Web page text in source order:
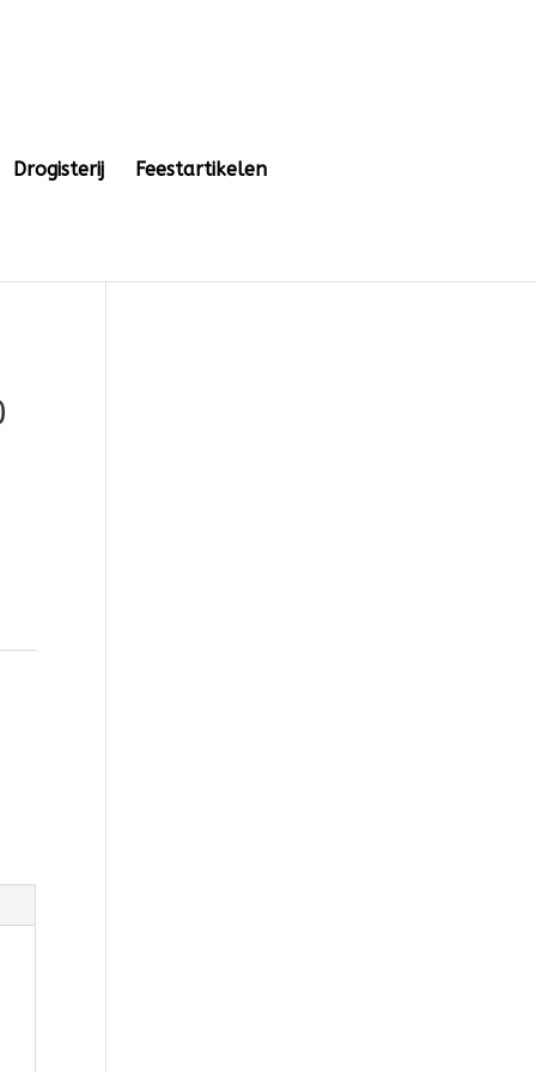
Drogisterij Feestartikelen